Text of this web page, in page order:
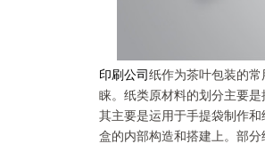
印刷公司纸作为茶叶包装的
睐。纸类原材料的划分主要
其主要是运用于手提袋制作
盒的内部构造和搭建上。部